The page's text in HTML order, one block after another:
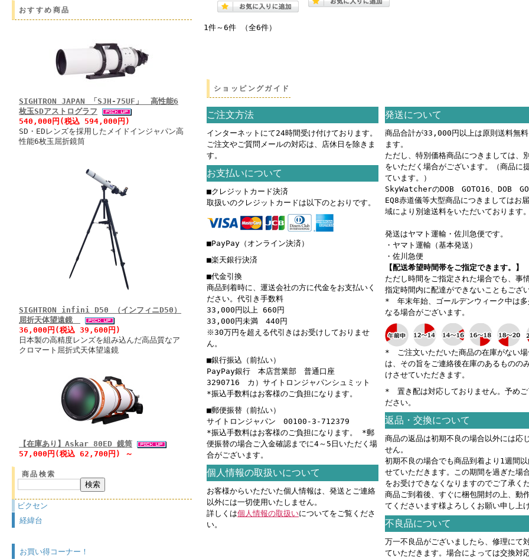
おすすめ商品
SIGHTRON JAPAN 「SJH-75UF」 高性能6
枚玉SDアストログラフ
540,000円(税込 594,000円)
SD・EDレンズを採用したメイドインジャパン高
性能6枚玉屈折鏡筒
SIGHTRON infini D50 （インフィニD50）
屈折天体望遠鏡
36,000円(税込 39,600円)
日本製の高精度レンズを組み込んだ高品質なア
クロマート屈折式天体望遠鏡
【在庫あり】Askar 80ED 鏡筒
57,000円(税込 62,700円) ～
商品検索
ビクセン
経緯台
お買い得コーナー！
1件～6件 （全6件）
ショッピングガイド
ご注文方法
インターネットにて24時間受け付けております。
ご注文やご質問メールの対応は、店休日を除きま
す。
お支払いについて
■クレジットカード決済
取扱いのクレジットカードは以下のとおりです。
■PayPay（オンライン決済）
■楽天銀行決済
■代金引換
商品到着時に、運送会社の方に代金をお支払いく
ださい。代引き手数料
33,000円以上 660円
33,000円未満 440円
※30万円を超える代引きはお受けしておりませ
ん。
■銀行振込（前払い）
PayPay銀行 本店営業部 普通口座
3290716 カ）サイトロンジャパンシュミット
*振込手数料はお客様のご負担になります。
■郵便振替（前払い）
サイトロンジャパン 00100-3-712379
*振込手数料はお客様のご負担になります。 *郵
便振替の場合ご入金確認までに4～5日いただく場
合がございます。
個人情報の取扱いについて
お客様からいただいた個人情報は、発送とご連絡
以外には一切使用いたしません。
詳しくは個人情報の取扱いについてをご覧くださ
い。
発送について
商品合計が33,000円以上は原則送料無料
ます。
ただし、特別価格商品につきましては、
をいただく場合がございます。（商品に
ています。）
SkyWatcherのDOB GOTO16、DOB
EQ8赤道儀等大型商品につきましてはお
域により別途送料をいただいております。
発送はヤマト運輸・佐川急便です。
・ヤマト運輸（基本発送）
・佐川急便
【配送希望時間帯をご指定できます。】
ただし時間をご指定された場合でも、事
指定時間内に配達ができないこともござい
* 年末年始、ゴールデンウィーク中は多
なる場合がございます。
* ご注文いただいた商品の在庫がない場
は、その旨をご連絡後在庫のあるものの
けさせていただきます。
* 置き配は対応しておりません。予めご
ださい。
返品・交換について
商品の返品は初期不良の場合以外には応
せん。
初期不良の場合でも商品到着より1週間以
せていただきます。この期間を過ぎた場
をお受けできなくなりますのでご了承くだ
商品ご到着後、すぐに梱包開封の上、動
てくださいます様よろしくお願い申し上げ
不良品について
万一不良品がございましたら、修理にて
ていただきます。場合によっては交換対